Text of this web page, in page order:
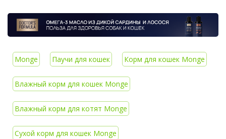
Monge Паучи для кошек Корм для кошек Monge
Влажный корм для кошек Monge
Влажный корм для котят Monge
Сухой корм для кошек Monge